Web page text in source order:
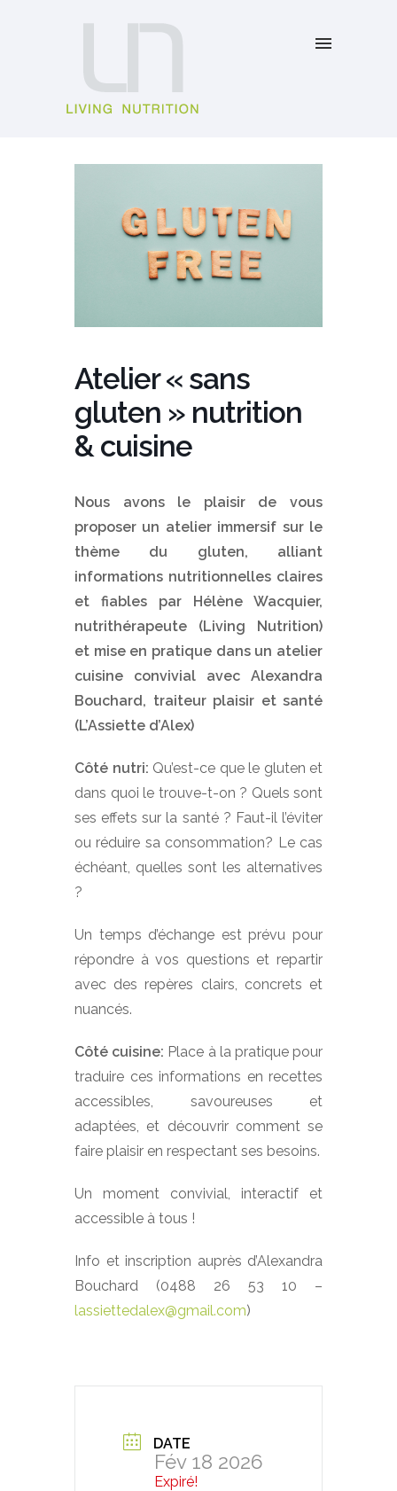
Atelier « sans
gluten » nutrition
& cuisine
Nous avons le plaisir de vous
proposer un atelier immersif sur le
thème du gluten, alliant
informations nutritionnelles claires
et fiables par Hélène Wacquier,
nutrithérapeute (Living Nutrition)
et mise en pratique dans un atelier
cuisine convivial avec Alexandra
Bouchard, traiteur plaisir et santé
(L’Assiette d’Alex)
Côté nutri: Qu’est-ce que le gluten et
dans quoi le trouve-t-on ? Quels sont
ses effets sur la santé ? Faut-il l’éviter
ou réduire sa consommation? Le cas
échéant, quelles sont les alternatives
?
Un temps d’échange est prévu pour
répondre à vos questions et repartir
avec des repères clairs, concrets et
nuancés.
Côté cuisine: Place à la pratique pour
traduire ces informations en recettes
accessibles, savoureuses et
adaptées, et découvrir comment se
faire plaisir en respectant ses besoins.
Un moment convivial, interactif et
accessible à tous !
Info et inscription auprès d’Alexandra
Bouchard (0488 26 53 10 –
lassiettedalex@gmail.com)
DATE
Fév 18 2026
Expiré!